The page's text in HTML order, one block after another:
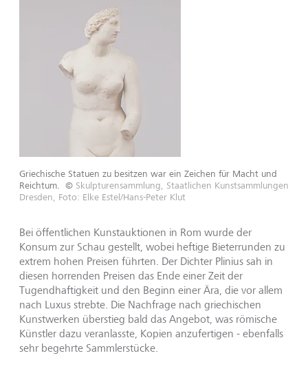
Griechische Statuen zu besitzen war ein Zeichen für Macht und
Reichtum.
© Skulpturensammlung, Staatlichen Kunstsammlungen
Dresden, Foto: Elke Estel/Hans-Peter Klut
Bei öffentlichen Kunstauktionen in Rom wurde der
Konsum zur Schau gestellt, wobei heftige Bieterrunden zu
extrem hohen Preisen führten. Der Dichter Plinius sah in
diesen horrenden Preisen das Ende einer Zeit der
Tugendhaftigkeit und den Beginn einer Ära, die vor allem
nach Luxus strebte. Die Nachfrage nach griechischen
Kunstwerken überstieg bald das Angebot, was römische
Künstler dazu veranlasste, Kopien anzufertigen - ebenfalls
sehr begehrte Sammlerstücke.